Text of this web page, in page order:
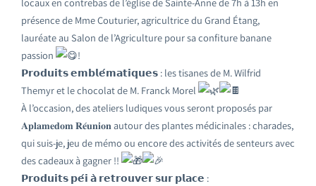
présence de Mme Couturier, agricultrice du Grand Étang,
lauréate au Salon de l’Agriculture pour sa confiture banane
passion
!
𝗣𝗿𝗼𝗱𝘂𝗶𝘁𝘀 𝗲𝗺𝗯𝗹𝗲́𝗺𝗮𝘁𝗶𝗾𝘂𝗲𝘀 : les tisanes de M. Wilfrid
Themyr et le chocolat de M. Franck Morel
À l’occasion, des ateliers ludiques vous seront proposés par
𝐀𝐩𝐥𝐚𝐦𝐞𝐝𝐨𝐦 𝐑𝐞́𝐮𝐧𝐢𝐨𝐧 autour des plantes médicinales : charades,
qui suis-je, jeu de mémo ou encore des activités de senteurs avec
des cadeaux à gagner !!
𝗣𝗿𝗼𝗱𝘂𝗶𝘁𝘀 𝗽𝗲́𝗶 𝗮̀ 𝗿𝗲𝘁𝗿𝗼𝘂𝘃𝗲𝗿 𝘀𝘂𝗿 𝗽𝗹𝗮𝗰𝗲 :